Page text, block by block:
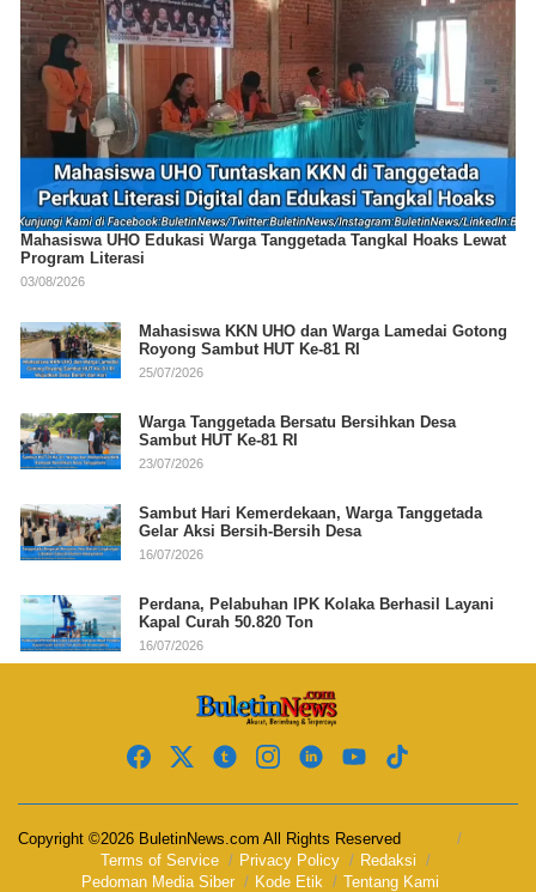
Mahasiswa UHO Edukasi Warga Tanggetada Tangkal Hoaks Lewat
Program Literasi
03/08/2026
Mahasiswa KKN UHO dan Warga Lamedai Gotong
Royong Sambut HUT Ke-81 RI
25/07/2026
Warga Tanggetada Bersatu Bersihkan Desa
Sambut HUT Ke-81 RI
23/07/2026
Sambut Hari Kemerdekaan, Warga Tanggetada
Gelar Aksi Bersih-Bersih Desa
16/07/2026
Perdana, Pelabuhan IPK Kolaka Berhasil Layani
Kapal Curah 50.820 Ton
16/07/2026
Copyright ©2026 BuletinNews.com All Rights Reserved
Terms of Service
Privacy Policy
Redaksi
Pedoman Media Siber
Kode Etik Tentang Kami